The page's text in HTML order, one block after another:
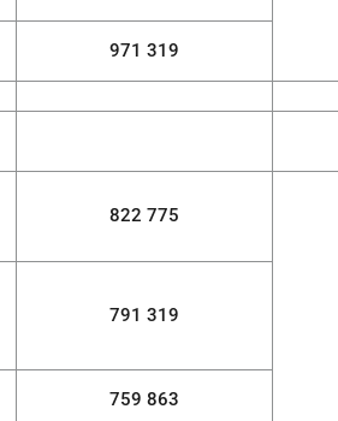
971 319
822 775
791 319
759 863